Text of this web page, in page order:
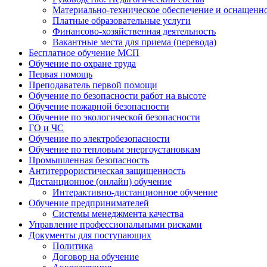
Материально-техническое обеспечение и
Платные образовательные услуги
Финансово-хозяйственная деятельность
Вакантные места для приема (перевода)
Бесплатное обучение МСП
Обучение по охране труда
Первая помощь
Преподаватель первой помощи
Обучение по безопасности работ на высоте
Обучение пожарной безопасности
Обучение по экологической безопасности
ГО и ЧС
Обучение по электробезопасности
Обучение по тепловым энергоустановкам
Промышленная безопасность
Антитеррористическая защищенность
Дистанционное (онлайн) обучение
Интерактивно-дистанционное обучение
Обучение предпринимателей
Системы менеджмента качества
Управление профессиональными рисками
Документы для поступающих
Политика
Договор на обучение